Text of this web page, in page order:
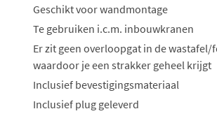
Geschikt voor wandmontage
Te gebruiken i.c.m. inbouwkranen
Er zit geen overloopgat in de
waardoor je een strakker geheel krijgt
Inclusief bevestigingsmateriaal
Inclusief plug geleverd